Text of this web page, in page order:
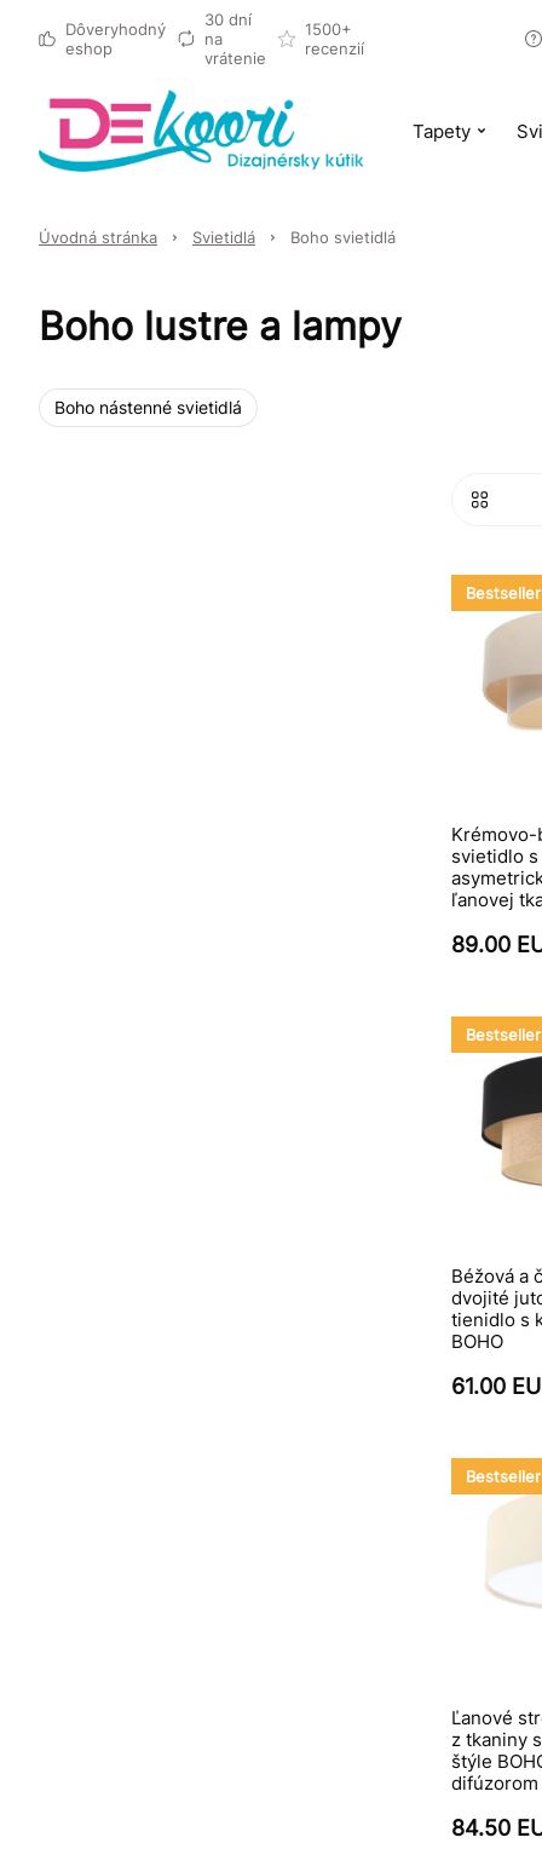
Dôveryhodný
eshop
30 dní
na
vrátenie
1500+
recenzií
Tapety
Úvodná stránka Svietidlá Boho svietidlá
Boho lustre a lampy
Boho nástenné svietidlá
Bestseller
Krémovo-
svietidlo
ľanovej
89.00
Bestseller
Béžová a
dvojité
tienidlo s
BOHO
61.00
Bestseller
Ľanové
z tkaniny
štýle
difúzorom
84.50